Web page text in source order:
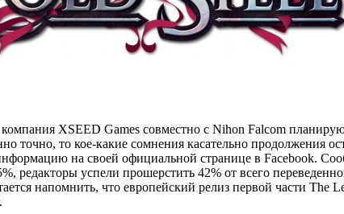
XSEED Games совместно с Nihon Falcom
точно, то кое-какие сомнения касательно продолжения
на своей официальной странице в Facebook.
редакторы успели прошерстить 42% от всего
напомнить, что европейский релиз первой части The